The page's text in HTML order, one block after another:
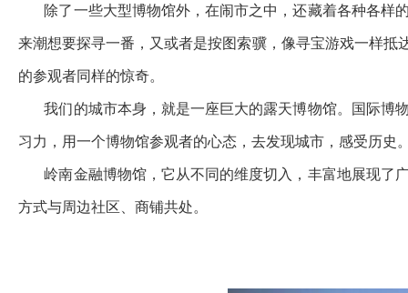
除了一些大型博物馆外，在闹市之中，还藏着各种各样
来潮想要探寻一番，又或者是按图索骥，像寻宝游戏一样
的参观者同样的惊奇。
我们的城市本身，就是一座巨大的露天博物馆。国际博
习力，用一个博物馆参观者的心态，去发现城市，感受历史
岭南金融博物馆， 它从不同的维度切入， 丰富地展现了
方式与周边社区、商铺共处。